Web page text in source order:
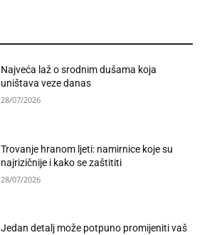
Najveća laž o srodnim dušama koja
uništava veze danas
28/07/2026
Trovanje hranom ljeti: namirnice koje su
najrizičnije i kako se zaštititi
28/07/2026
Jedan detalj može potpuno promijeniti vaš